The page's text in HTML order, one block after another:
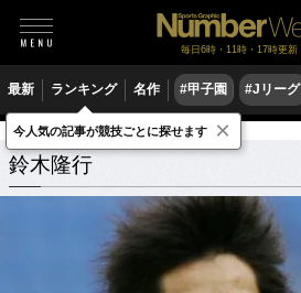
毎日6時・11時・17時更新
最新 ランキング 名作 #甲子園 #Jリーグ
鈴木隆行 関連記事
鈴木隆行
今人気の記事が競技ごとに探せます ×